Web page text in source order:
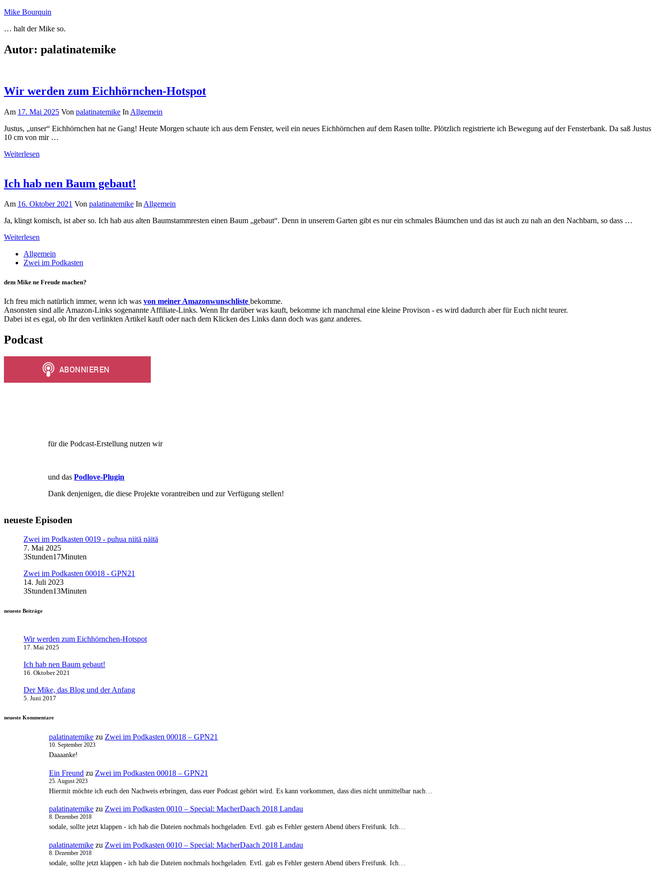
Zum
springen
Mike Bourquin
… halt der Mike so.
Autor: palatinatemike
Wir werden zum Eichhörnchen-Hotspot
Am 17. Mai 2025 Von palatinatemike In Allgemein
Justus, „unser“ Eichhörnchen hat ne Gang! Heute Morgen schaute ich aus dem Fenster, weil ein neues Eichhörnchen auf dem Rasen tollte. Plötzlich registrierte ich Bewegung auf der Fensterbank. Da saß Justus
10 cm von mir …
Weiterlesen
Ich hab nen Baum gebaut!
Am 16. Oktober 2021 Von palatinatemike InAllgemein
Ja, klingt komisch, ist aber so. Ich hab aus alten Baumstammresten einen Baum „gebaut“. Denn in unserem Garten gibt es nur ein schmales Bäumchen und das ist auch zu nah an den Nachbarn, so dass …
Weiterlesen
Allgemein
Zwei im Podkasten
dem Mike ne Freude machen?
Ich freu mich natürlich immer, wenn ich was von meiner Amazonwunschliste bekomme.
Ansonsten sind alle Amazon-Links sogenannte Affiliate-Links. Wenn Ihr darüber was kauft, bekomme ich manchmal eine kleine Provison - es wird dadurch aber für Euch nicht teurer.
Dabei ist es egal, ob Ihr den verlinkten Artikel kauft oder nach dem Klicken des Links dann doch was ganz anderes.
Podcast
für die Podcast-Erstellung nutzen wir
und dasPodlove-Plugin
Dank denjenigen, die diese Projekte vorantreiben und zur Verfügung stellen!
neueste Episoden
Zwei im Podkasten 0019 - puhua niitä näitä
7. Mai 2025
3Stunden17Minuten
Zwei im Podkasten 00018 - GPN21
14. Juli 2023
3Stunden13Minuten
neueste Beiträge
Wir werden zum Eichhörnchen-Hotspot
17. Mai 2025
Ich hab nen Baum gebaut!
16. Oktober 2021
Der Mike, das Blog und der Anfang
5. Juni 2017
neueste Kommentare
palatinatemike zu Zwei im Podkasten 00018 – GPN21
10. September 2023
Daaaanke!
Ein Freund zu Zwei im Podkasten 00018 – GPN21
25. August 2023
Hiermit möchte ich euch den Nachweis erbringen, dass euer Podcast gehört wird. Es kann vorkommen, dass dies nicht unmittelbar nach…
palatinatemike zu Zwei im Podkasten 0010 – Special: MacherDaach 2018 Landau
8. Dezember 2018
sodale, sollte jetzt klappen - ich hab die Dateien nochmals hochgeladen. Evtl. gab es Fehler gestern Abend übers Freifunk. Ich…
palatinatemike zu Zwei im Podkasten 0010 – Special: MacherDaach 2018 Landau
8. Dezember 2018
sodale, sollte jetzt klappen - ich hab die Dateien nochmals hochgeladen. Evtl. gab es Fehler gestern Abend übers Freifunk. Ich…